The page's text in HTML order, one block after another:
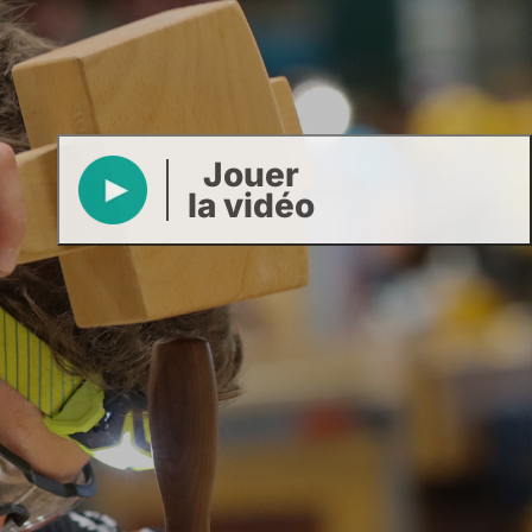
Jouer
la vidéo